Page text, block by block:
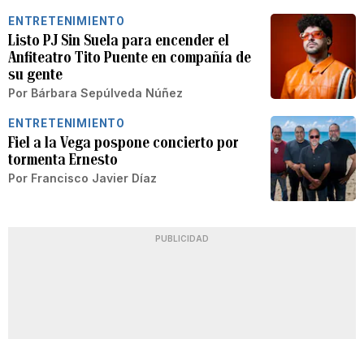
ENTRETENIMIENTO
Listo PJ Sin Suela para encender el
Anfiteatro Tito Puente en compañía de
su gente
Por Bárbara Sepúlveda Núñez
ENTRETENIMIENTO
Fiel a la Vega pospone concierto por
tormenta Ernesto
Por Francisco Javier Díaz
PUBLICIDAD